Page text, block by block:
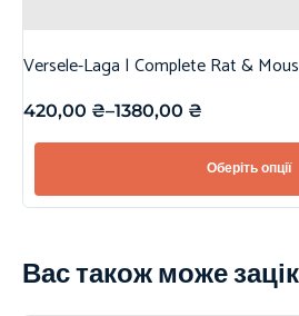
Versele-Laga | Complete Rat &
420,00 ₴–1380,00 ₴
Оберіть опції
Вас також може